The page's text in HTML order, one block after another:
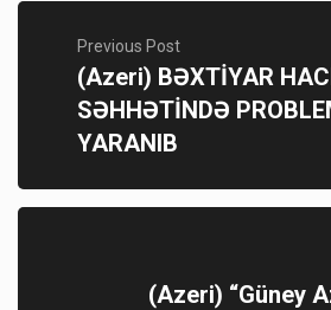
Previous Post
(Azeri) BƏXTİYAR
SƏHHƏTİNDƏ
YARANIB
(Azeri) “Güney